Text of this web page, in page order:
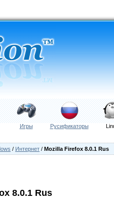
Игры Русификаторы
/ Интернет / Mozilla Firefox 8.0.1 Rus
8.0.1 Rus